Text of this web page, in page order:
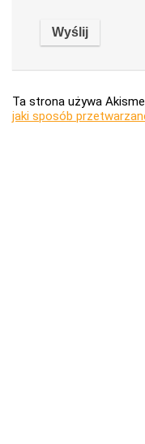
Ta strona używa
jaki sposób